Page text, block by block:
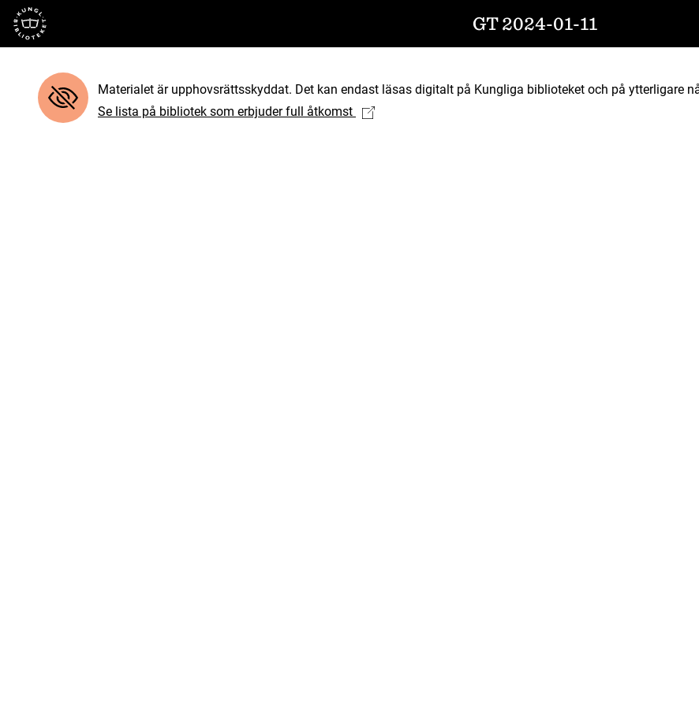
Till startsidan GT 2024-01-11
Materialet är upphovsrättsskyddat. Det kan endast läsas digitalt på Kungliga biblioteket och på ytterligare
Se lista på bibliotek som erbjuder full åtkomst